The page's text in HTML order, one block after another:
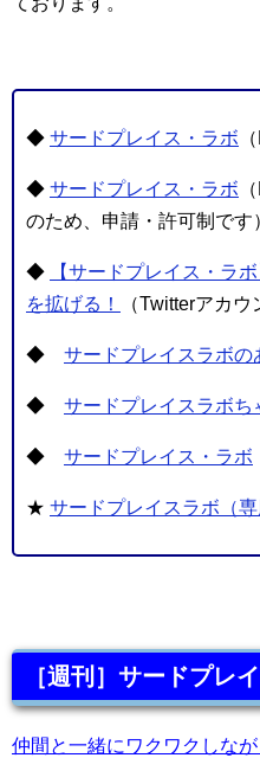
◆ サードプレイス・ラボ
◆ サードプレイス・ラボ
のため、申請・許可制です
◆
【サードプレイス・ラ
を拡げる！
（Twitterアカウ
◆ サードプレイスラボの
◆ サードプレイスラボち
◆ サードプレイス・ラボ
★ サードプレイスラボ（専
［週刊］サードプレ
仲間と一緒にワクワクしな